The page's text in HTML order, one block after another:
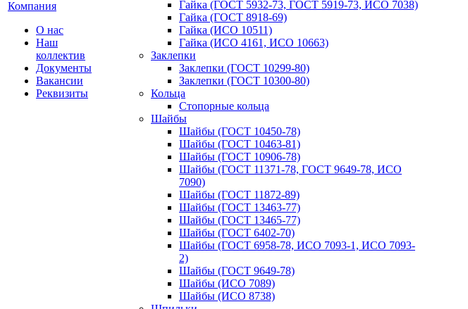
Компания
О нас
Наш
коллектив
Документы
Вакансии
Реквизиты
Гайка (ГОСТ 5932-73, ГОСТ 5919-73, ИСО 7038)
Гайка (ГОСТ 8918-69)
Гайка (ИСО 10511)
Гайка (ИСО 4161, ИСО 10663)
Заклепки
Заклепки (ГОСТ 10299-80)
Заклепки (ГОСТ 10300-80)
Кольца
Стопорные кольца
Шайбы
Шайбы (ГОСТ 10450-78)
Шайбы (ГОСТ 10463-81)
Шайбы (ГОСТ 10906-78)
Шайбы (ГОСТ 11371-78, ГОСТ 9649-78, ИСО
7090)
Шайбы (ГОСТ 11872-89)
Шайбы (ГОСТ 13463-77)
Шайбы (ГОСТ 13465-77)
Шайбы (ГОСТ 6402-70)
Шайбы (ГОСТ 6958-78, ИСО 7093-1, ИСО 7093-
2)
Шайбы (ГОСТ 9649-78)
Шайбы (ИСО 7089)
Шайбы (ИСО 8738)